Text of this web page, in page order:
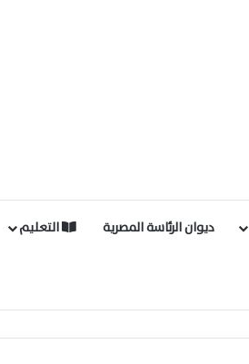
ديوان الرئاسة المصرية التعليم